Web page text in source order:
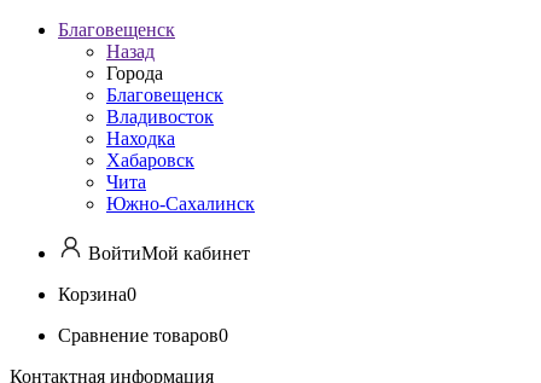
Благовещенск
Назад
Города
Благовещенск
Владивосток
Находка
Хабаровск
Чита
Южно-Сахалинск
ВойтиМой кабинет
Корзина0
Сравнение товаров0
Контактная информация